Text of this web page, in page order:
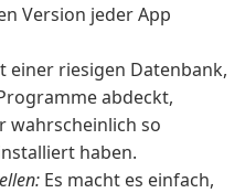
Version jeder App
einer riesigen Datenbank,
abdeckt,
wahrscheinlich so
haben.
Es macht es einfach,